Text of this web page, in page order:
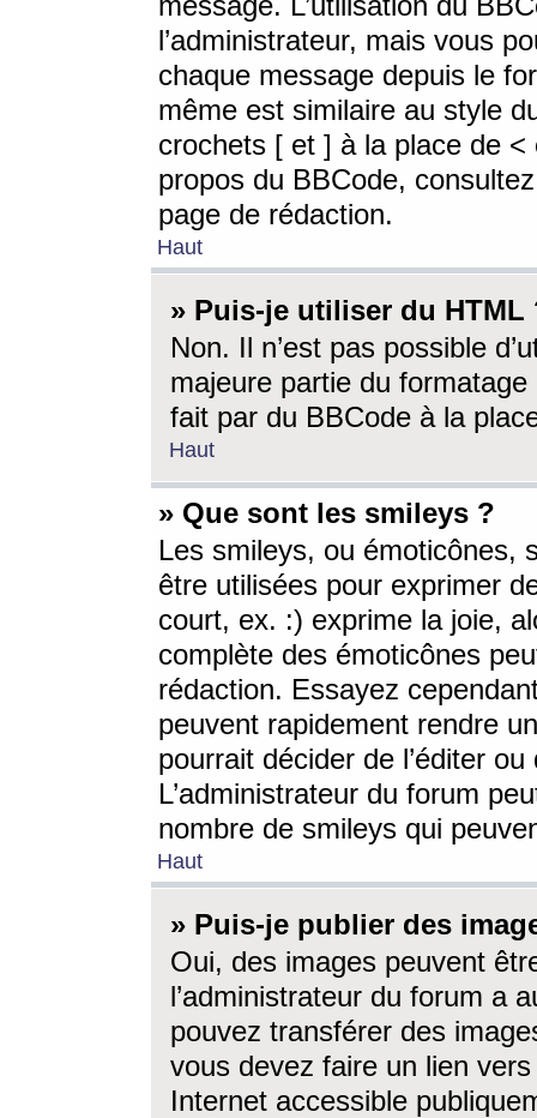
l’administrateur, mais vous
chaque message depuis le
même est similaire au style
crochets [ et ] à la place de <
propos du BBCode,
page de rédaction.
Haut
» Puis-je utiliser du HTML
Non. Il n’est pas possible
majeure partie du
fait par du BBCode à la
Haut
» Que sont les smileys ?
Les smileys, ou émoticônes,
être utilisées pour exprimer
court, ex. :) exprime la joie,
complète des émoticônes
rédaction. Essayez
peuvent rapidement rendre
pourrait décider de l’éditer
L’administrateur du forum
nombre de smileys qui
Haut
» Puis-je publier des
Oui, des images peuvent
l’administrateur du forum a
pouvez transférer des
vous devez faire un lien
Internet accessible